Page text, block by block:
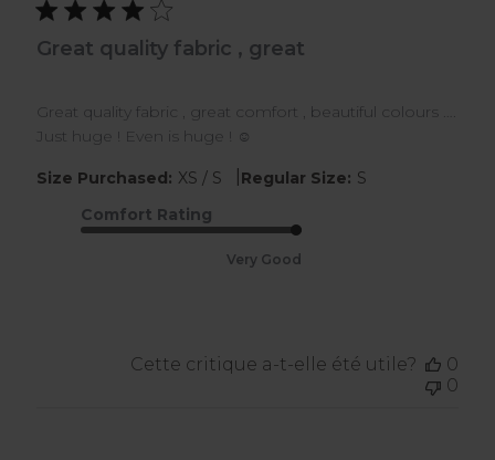
Great quality fabric , great
Great quality fabric , great comfort , beautiful colours ….
Just huge ! Even is huge ! ☺️
Size Purchased: XS / S Regular Size: S
Comfort Rating
Very Good
Cette critique a-t-elle été utile?
0
0